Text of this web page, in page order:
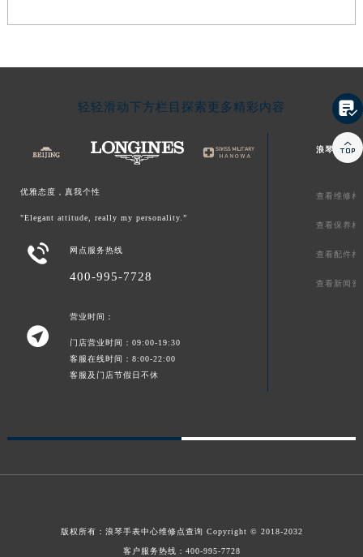
轻轻滑动下方栏目探索更多精彩内容
优雅态度，真我个性
"Elegant attitude, really my personality.”
 网点服务热线
400-995-7728

营业时间：
门店营业时间：09:00-19:30
客服在线时间：8:00-22:00
客服及门店节假日不休
浪琴文章库
查看维修相
查看保养相
查看配件相
查看新闻资
版权所有： 浪琴手表中心维修点查询 Copyright © 2018-2032
客户服务热线： 400-995-7728

